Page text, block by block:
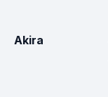
Akira